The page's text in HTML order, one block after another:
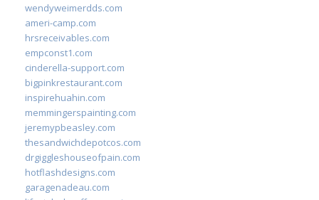
wendyweimerdds.com
ameri-camp.com
hrsreceivables.com
empconst1.com
cinderella-support.com
bigpinkrestaurant.com
inspirehuahin.com
memmingerspainting.com
jeremypbeasley.com
thesandwichdepotcos.com
drgiggleshouseofpain.com
hotflashdesigns.com
garagenadeau.com